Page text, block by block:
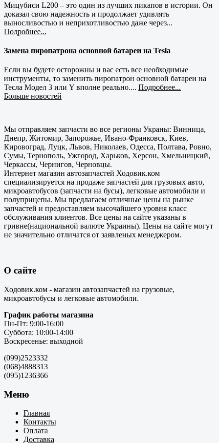
Мицубиси L200 – это один из лучших пикапов в истории. Он
доказал свою надежность и продолжает удивлять
выносливостью и неприхотливостью даже через...
Подробнее...
Замена пиропатрона основной батареи на Tesla
Если вы будете осторожны и вас есть все необходимые
инструменты, то заменить пиропатрон основной батареи на
Тесла Модел 3 или Y вполне реально.... Подробнее...
Больше новостей
Мы отправляем запчасти во все регионы Украны: Винница,
Днепр, Житомир, Запорожье, Ивано-Франковск, Киев,
Кировоград, Луцк, Львов, Николаев, Одесса, Полтава, Ровно,
Сумы, Тернополь, Ужгород, Харьков, Херсон, Хмельницкий,
Черкассы, Чернигов, Черновцы.
Интернет магазин автозапчастей Ходовик.ком
специализируется на продаже запчастей для грузовых авто,
микроавтобусов (запчасти на бусы), легковые автомобили и
полуприцепы. Мы предлагаем отличные цены на рынке
запчастей и предоставляем высочайшего уровня класс
обслуживания клиентов. Все цены на сайте указаны в
гривне(национальной валюте Украины). Цены на сайте могут
не значительно отличатся от заявленых менеджером.
О сайте
Ходовик.ком - магазин автозапчастей на грузовые,
микроавтобусы и легковые автомобили.
График работы магазина
Пн-Пт: 9:00-16:00
Суббота: 10:00-14:00
Воскресенье: выходной
(099)2523332
(068)4888313
(095)1236366
Меню
Главная
Контакты
Оплата
Доставка